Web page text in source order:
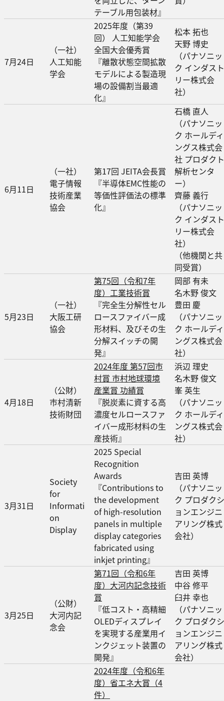
テーブル用包装材』
7月24日
（一社）
人工知能
学会
2025年度（第39
回） 人工知能学会
全国大会優秀賞
『離散状態空間拡散
モデルによる製造現
場の設備割当最適
化』
松本 拓也
天野 博史
（パナソニッ
ク インダスト
リー株式会
社）
6月11日
（一社）
電子情報
技術産業
協会
第17回 JEITA会長賞
『半導体EMC性能の
等価性評価法の標準
化』
石橋 直人
（パナソニッ
ク ホールディ
ングス株式会
社 プロダクト
解析センタ
ー）
齊藤 義行
（パナソニッ
ク インダスト
リー株式会
社）
（他機関と共
同受賞）
5月23日
（一社）
大阪工研
協会
第75回（令和7年
度）工業技術賞
『完全生分解性セル
ロースファイバー成
形材料、及びその生
分解スイッチの開
発』
岡部 有未
名木野 俊文
豊田 慶
（パナソニッ
ク ホールディ
ングス株式会
社）
4月18日
（公財）
市村清新
技術財団
2024年度 第57回市
村賞 市村地球環境
産業賞 功績賞
『脱炭素に資する高
濃度セルロースファ
イバー成形材料の生
産技術』
浜辺 理史
名木野 俊文
峯 英生
（パナソニッ
ク ホールディ
ングス株式会
社）
3月31日
Society
for
Informati
on
Display
2025 Special
Recognition
Awards
『Contributions to
the development
of high-resolution
panels in multiple
display categories
fabricated using
inkjet printing』
吉田 英博
（パナソニッ
ク プロダクシ
ョンエンジニ
アリング株式
会社）
3月25日
（公財）
大河内記
念会
第71回（令和6年
度）大河内記念技術
賞
『低コスト・高精細
OLEDディスプレイ
を実現する産業用イ
ンクジェット装置の
開発』
吉田 英博
中谷 修平
臼井 幸也
（パナソニッ
ク プロダクシ
ョンエンジニ
アリング株式
会社）
2024年度（令和6年
度）省エネ大賞（4
件）